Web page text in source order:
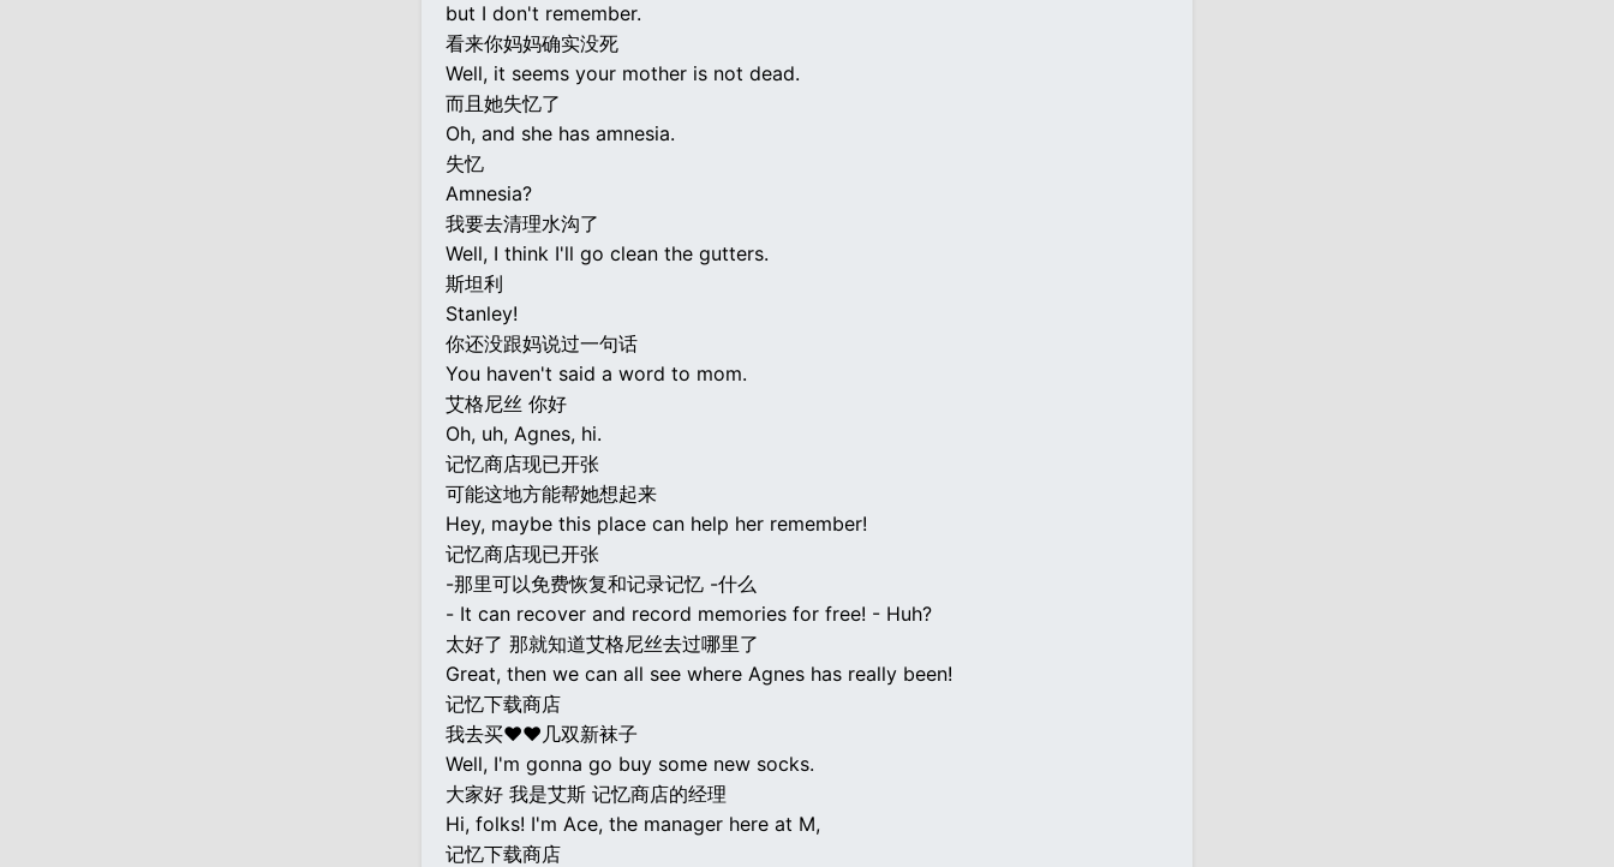
but I don't remember.
看来你妈妈确实没死
Well, it seems your mother is not dead.
而且她失忆了
Oh, and she has amnesia.
失忆
Amnesia?
我要去清理水沟了
Well, I think I'll go clean the gutters.
斯坦利
Stanley!
你还没跟妈说过一句话
You haven't said a word to mom.
艾格尼丝 你好
Oh, uh, Agnes, hi.
记忆商店现已开张
可能这地方能帮她想起来
Hey, maybe this place can help her remember!
记忆商店现已开张
-那里可以免费恢复和记录记忆 -什么
- It can recover and record memories for free! - Huh?
太好了 那就知道艾格尼丝去过哪里了
Great, then we can all see where Agnes has really been!
记忆下载商店
我去买♥♥几双新袜子
Well, I'm gonna go buy some new socks.
大家好 我是艾斯 记忆商店的经理
Hi, folks! I'm Ace, the manager here at M,
记忆下载商店